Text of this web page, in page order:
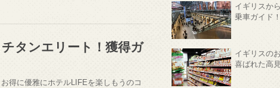
タンエリート！獲得ガ
得に優雅にホテルLIFEを楽しもうのコ
イギリスか
乗車ガイド
イギリスの
喜ばれた高